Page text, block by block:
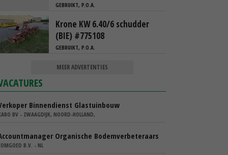
GEBRUIKT, P.O.A.
Krone KW 6.40/6 schudder
(BIE) #775108
GEBRUIKT, P.O.A.
MEER ADVERTENTIES
Binnendienst Glastuinbouw
BV - ZWAAGDIJK, NOORD-HOLLAND,
Organische Bodemverbeteraars
B.V. - NL